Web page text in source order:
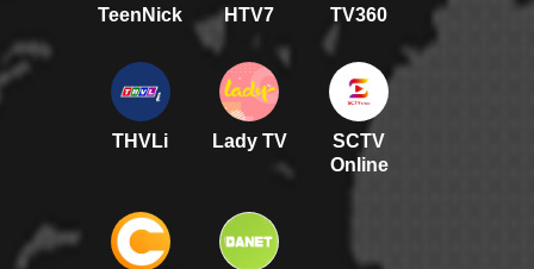
TeenNick HTV7 TV360
THVLi Lady TV
SCTV
Online